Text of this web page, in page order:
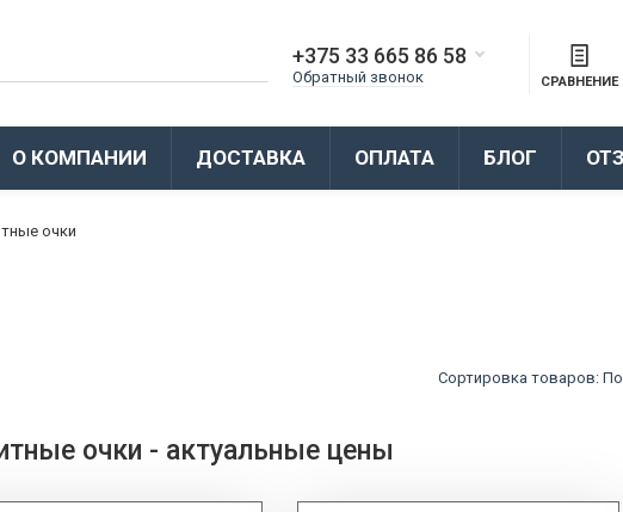
+375 33 665 86 58
Обратный звонок СРАВНЕНИЕ
О КОМПАНИИ ДОСТАВКА ОПЛАТА БЛОГ
очки
Сортировка товаров:
очки - актуальные цены